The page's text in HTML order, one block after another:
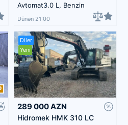
Avtomat3.0 L, Benzin
Dünən 21:00
Diler
Yeni
289 000AZN
Hidromek HMK 310 LC